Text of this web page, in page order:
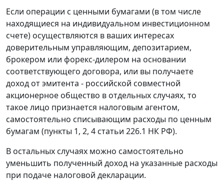
Если операции с ценными бумагами (в том числе
находящиеся на индивидуальном инвестиционном
счете) осуществляются в ваших интересах
доверительным управляющим, депозитарием,
брокером или форекс-дилером на основании
соответствующего договора, или вы получаете
доход от эмитента - российской совместной
акционерное общество в отдельных случаях, то
такое лицо признается налоговым агентом,
самостоятельно списывающим расходы по ценным
бумагам (пункты 1, 2, 4 статьи 226.1 НК РФ).
В остальных случаях можно самостоятельно
уменьшить полученный доход на указанные расходы
при подаче налоговой декларации.